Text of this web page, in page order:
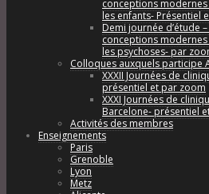
conceptions modernes
les enfants- Présentiel
Demi journée d’étude
conceptions modernes
les psychoses- par
Colloques auxquels participe
XXXII Journées de
présentiel et par zoom
XXXI Journées de
Barcelone- présentiel
Activités des membres
Enseignements
Paris
Grenoble
Lyon
Metz